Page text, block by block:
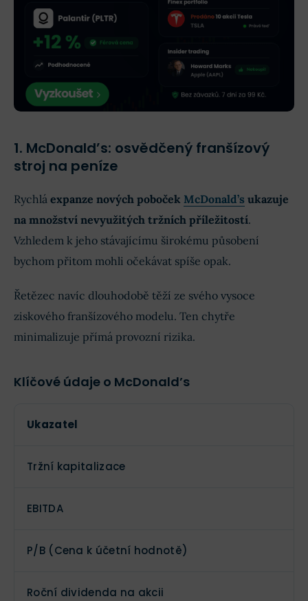
1. McDonald’s: osvědčený franšízový
stroj na peníze
Rychlá expanze nových poboček McDonald’s ukazuje
na množství nevyužitých tržních příležitostí.
Vzhledem k jeho stávajícímu širokému působení
bychom přitom mohli očekávat spíše opak.
Řetězec navíc dlouhodobě těží ze svého vysoce
ziskového franšízového modelu. Ten chytře
minimalizuje přímá provozní rizika.
Klíčové údaje o McDonald’s
Ukazatel
Tržní kapitalizace
EBITDA
P/B (Cena k účetní hodnotě)
Roční dividenda na akcii